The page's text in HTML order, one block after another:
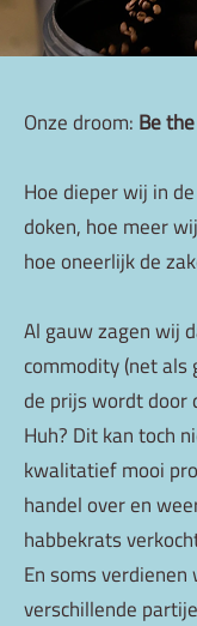
Onze droom: Be
Hoe dieper wij in
doken, hoe meer
hoe oneerlijk de
Al gauw zagen wij
commodity (net als
de prijs wordt door
Huh? Dit kan toch
kwalitatief mooi
handel over en
habbekrats
En soms verdienen
verschillende